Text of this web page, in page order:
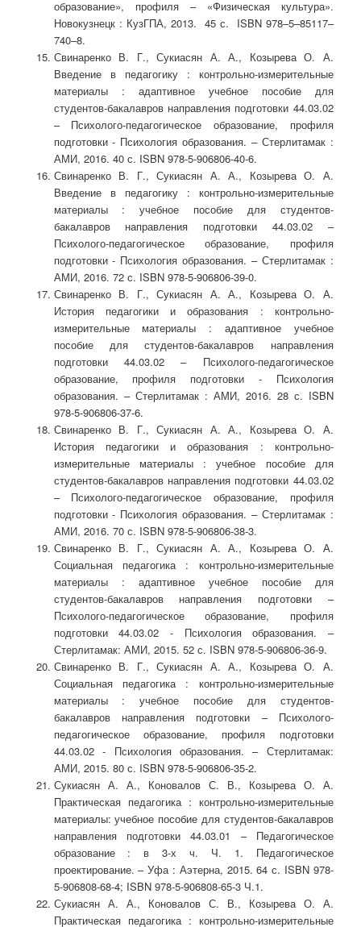
образование», профиля – «Физическая культура».
Новокузнецк : КузГПА, 2013. 45 с. ISBN 978–5–85117–
740–8.
Свинаренко В. Г., Сукиасян А. А., Козырева О. А.
Введение в педагогику : контрольно-измерительные
материалы : адаптивное учебное пособие для
студентов-бакалавров направления подготовки 44.03.02
– Психолого-педагогическое образование, профиля
подготовки - Психология образования. – Стерлитамак :
АМИ, 2016. 40 с. ISBN 978-5-906806-40-6.
Свинаренко В. Г., Сукиасян А. А., Козырева О. А.
Введение в педагогику : контрольно-измерительные
материалы : учебное пособие для студентов-
бакалавров направления подготовки 44.03.02 –
Психолого-педагогическое образование, профиля
подготовки - Психология образования. – Стерлитамак :
АМИ, 2016. 72 с. ISBN 978-5-906806-39-0.
Свинаренко В. Г., Сукиасян А. А., Козырева О. А.
История педагогики и образования : контрольно-
измерительные материалы : адаптивное учебное
пособие для студентов-бакалавров направления
подготовки 44.03.02 – Психолого-педагогическое
образование, профиля подготовки - Психология
образования. – Стерлитамак : АМИ, 2016. 28 с. ISBN
978-5-906806-37-6.
Свинаренко В. Г., Сукиасян А. А., Козырева О. А.
История педагогики и образования : контрольно-
измерительные материалы : учебное пособие для
студентов-бакалавров направления подготовки 44.03.02
– Психолого-педагогическое образование, профиля
подготовки - Психология образования. – Стерлитамак :
АМИ, 2016. 70 с. ISBN 978-5-906806-38-3.
Свинаренко В. Г., Сукиасян А. А., Козырева О. А.
Социальная педагогика : контрольно-измерительные
материалы : адаптивное учебное пособие для
студентов-бакалавров направления подготовки –
Психолого-педагогическое образование, профиля
подготовки 44.03.02 - Психология образования. –
Стерлитамак: АМИ, 2015. 52 с. ISBN 978-5-906806-36-9.
Свинаренко В. Г., Сукиасян А. А., Козырева О. А.
Социальная педагогика : контрольно-измерительные
материалы : учебное пособие для студентов-
бакалавров направления подготовки – Психолого-
педагогическое образование, профиля подготовки
44.03.02 - Психология образования. – Стерлитамак:
АМИ, 2015. 80 с. ISBN 978-5-906806-35-2.
Сукиасян А. А., Коновалов С. В., Козырева О. А.
Практическая педагогика : контрольно-измерительные
материалы: учебное пособие для студентов-бакалавров
направления подготовки 44.03.01 – Педагогическое
образование : в 3-х ч. Ч. 1. Педагогическое
проектирование. – Уфа : Аэтерна, 2015. 64 с. ISBN 978-
5-906808-68-4; ISBN 978-5-906808-65-3 Ч.1.
Сукиасян А. А., Коновалов С. В., Козырева О. А.
Практическая педагогика : контрольно-измерительные